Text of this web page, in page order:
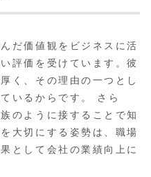
だ価値観をビジネスに活
評価を受けています。彼
く、その理由の一つとし
いるからです。 さら
のように接することで知
大切にする姿勢は、職場
として会社の業績向上に